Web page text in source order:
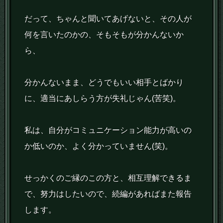
だって、ちゃんと聞いてあげないと、その人が
何を言いたのかの、そもそもが分かんないか
ら、
分かんないまま、どうでもいい相手とばかり
に、適当にあしらう方が失礼じゃん(苦笑)。
私は、自分がコミュニケーション能力が高いの
か低いのか、よく分かっていません(笑)。
せっかくのご縁のこの方と、相互理解できるま
で、努力はしたいので、続編があればまた報告
します。